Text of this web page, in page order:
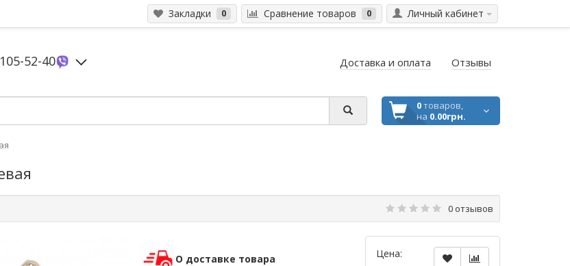
Закладки 0 Сравнение товаров 0 Личный кабинет
52-40 Доставка и оплата Отзывы
0товаров,
на 0.00грн.
0 отзывов
О доставке товара Цена: